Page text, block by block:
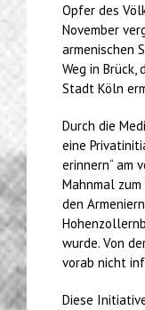
Opfer des
November
armenischen
Weg in
Stadt Köln
Durch die
eine
erinnern“ am
Mahnmal
den
wurde. Von
vorab nicht
Diese